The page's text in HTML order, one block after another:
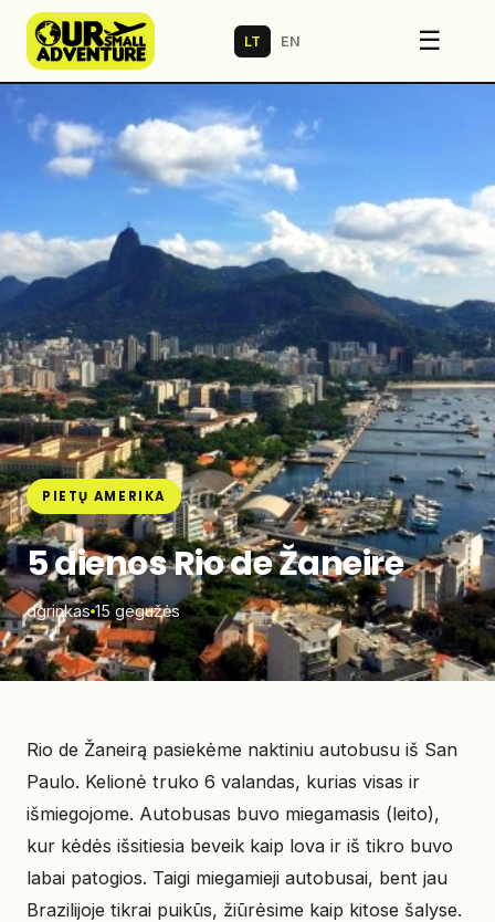
LT EN ☰
PIETŲ AMERIKA
5 dienos Rio de Žaneire
dgrinkas 15 gegužės
Rio de Žaneirą pasiekėme naktiniu autobusu iš San
Paulo. Kelionė truko 6 valandas, kurias visas ir
išmiegojome. Autobusas buvo miegamasis (leito),
kur kėdės išsitiesia beveik kaip lova ir iš tikro buvo
labai patogios. Taigi miegamieji autobusai, bent jau
Brazilijoje tikrai puikūs, žiūrėsime kaip kitose šalyse.